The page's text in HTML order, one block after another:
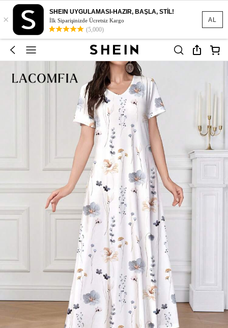
AL
×
SHEIN UYGULAMASI-HAZIR, BAŞLA, STİL!
İlk Siparişinizde Ücretsiz Kargo
(5,000)